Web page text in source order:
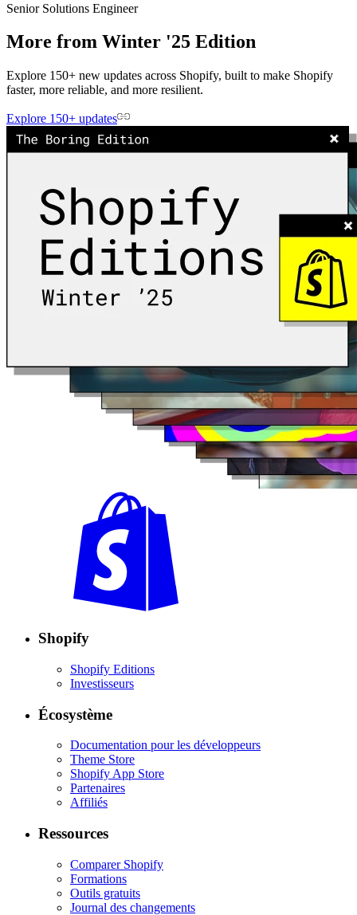
Senior Solutions Engineer
More from Winter '25 Edition
Explore 150+ new updates across Shopify, built to make Shopify
faster, more reliable, and more resilient.
Explore 150+ updates
Shopify
Shopify Editions
Investisseurs
Écosystème
Documentation pour les développeurs
Theme Store
Shopify App Store
Partenaires
Affiliés
Ressources
Comparer Shopify
Formations
Outils gratuits
Journal des changements